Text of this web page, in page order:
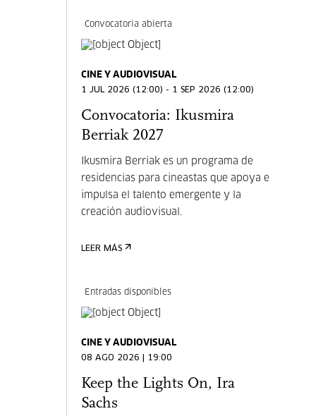
Convocatoria abierta
CINE Y AUDIOVISUAL
1 JUL 2026 (12:00) - 1 SEP 2026 (12:00)
Convocatoria: Ikusmira
Berriak 2027
Ikusmira Berriak es un programa de
residencias para cineastas que apoya e
impulsa el talento emergente y la
creación audiovisual.
LEER MÁS
Entradas disponibles
CINE Y AUDIOVISUAL
08 AGO 2026 | 19:00
Keep the Lights On, Ira
Sachs